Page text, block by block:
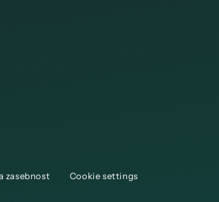
zasebnost Cookie settings